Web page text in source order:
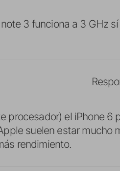
3 funciona a 3 GHz sí
procesador) el iPhone 6
suelen estar mucho
rendimiento.